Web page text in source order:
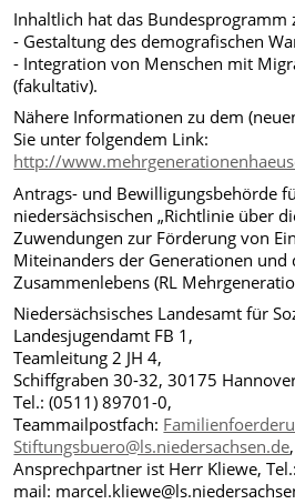
Inhaltlich hat das Bundesprogramm
- Gestaltung des demografischen
- Integration von Menschen mit
(fakultativ).
Nähere Informationen zu dem
Sie unter folgendem Link:
http://
Antrags- und Bewilligungsbehörde
niedersächsischen „Richtlinie über
Zuwendungen zur Förderung von
Miteinanders der Generationen und
Zusammenlebens (RL
Niedersächsisches Landesamt für
Landesjugendamt FB 1,
Teamleitung 2 JH 4,
Schiffgraben 30-32, 30175
Tel.: (0511) 89701-0,
Teammailpostfach:
Stiftungsbuero@ls.niedersachsen.de,
Ansprechpartner ist Herr Kliewe,
mail: